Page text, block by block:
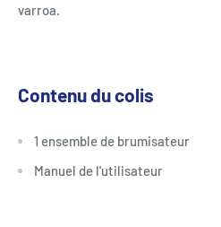
varroa.
Contenu du colis
1 ensemble de brumisateur
Manuel de l'utilisateur